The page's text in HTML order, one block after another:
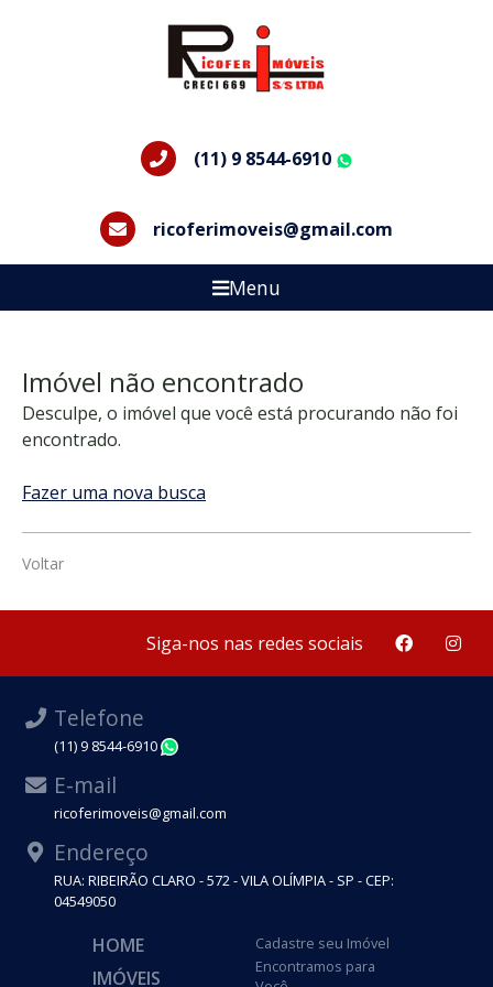
(11) 9 8544-6910
ricoferimoveis@gmail.com
Menu
Imóvel não encontrado
Desculpe, o imóvel que você está procurando não foi
encontrado.
Fazer uma nova busca
Voltar
Siga-nos nas redes sociais
Telefone
(11) 9 8544-6910
E-mail
ricoferimoveis@gmail.com
Endereço
RUA: RIBEIRÃO CLARO - 572 - VILA OLÍMPIA - SP - CEP:
04549050
HOME
IMÓVEIS
Cadastre seu Imóvel
Encontramos para